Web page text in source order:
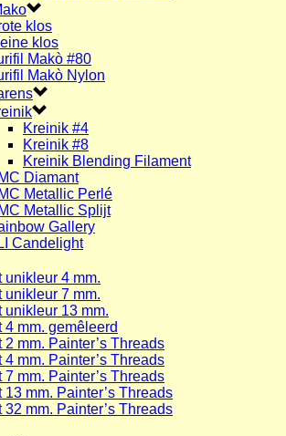
klos
klos
Makò #80
Makò Nylon
Kreinik #4
Kreinik #8
Kreinik Blending Filament
Diamant
Metallic Perlé
Metallic Splijt
Gallery
Candelight
unikleur 4 mm.
unikleur 7 mm.
unikleur 13 mm.
4 mm. gemêleerd
mm. Painter’s Threads
mm. Painter’s Threads
mm. Painter’s Threads
mm. Painter’s Threads
mm. Painter’s Threads